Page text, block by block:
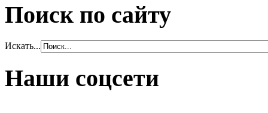
Поиск по сайту
Искать...
Наши соцсети